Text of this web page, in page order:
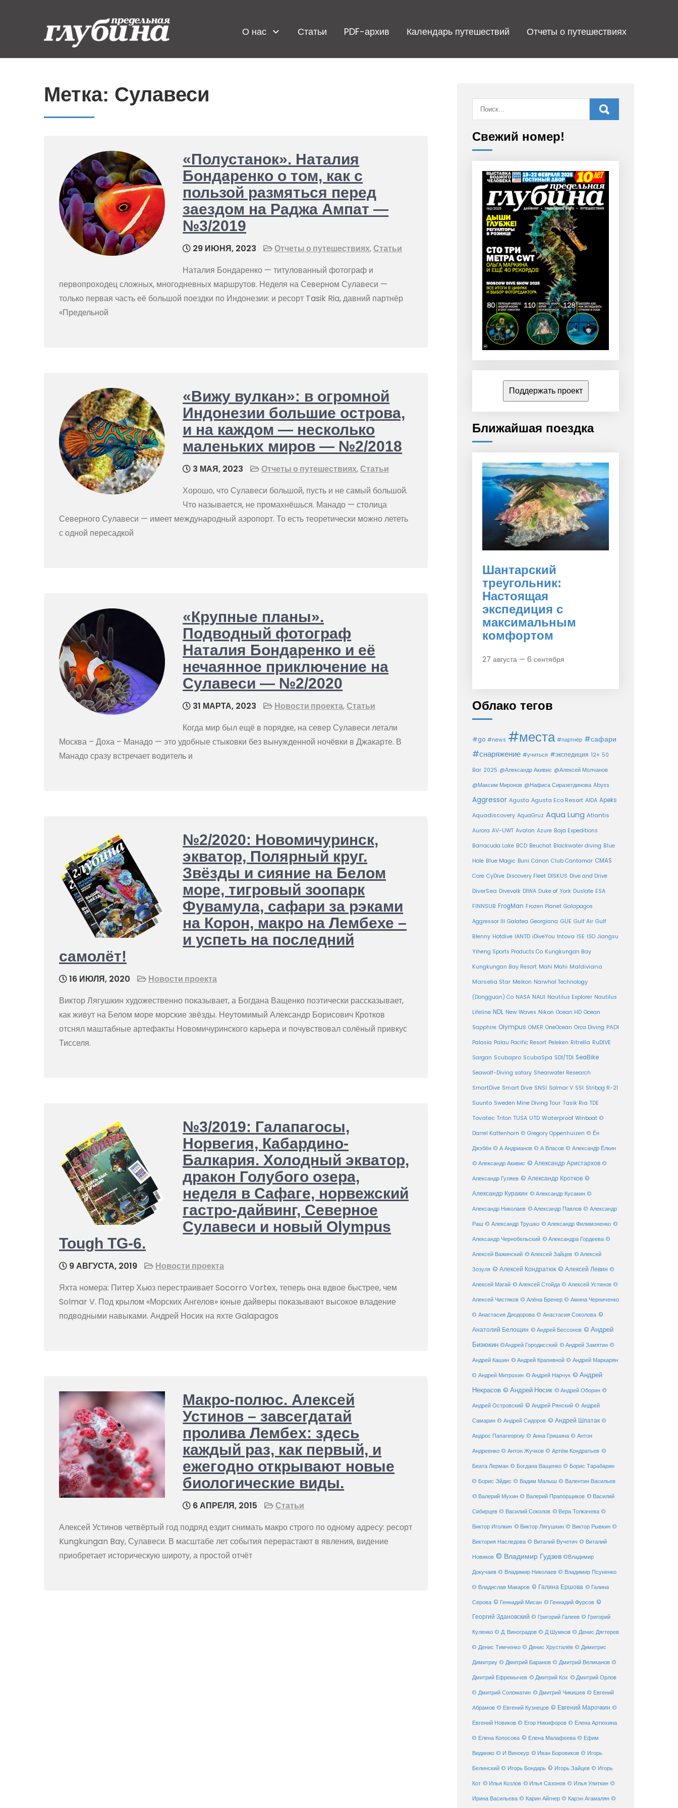
Предельная
глубина
О нас Статьи PDF-архив Календарь путешествий Отчеты о путешествиях
Метка: Сулавеси
«Полустанок». Наталия
Бондаренко о том, как с
пользой размяться перед
заездом на Раджа Ампат —
№3/2019
29 ИЮНЯ, 2023 Отчеты о путешествиях,Статьи
Наталия Бондаренко — титулованный фотограф и
первопроходец сложных, многодневных маршрутов. Неделя на Северном Сулавеси —
только первая часть её большой поездки по Индонезии: и ресорт Tasik Ria, давний партнёр
«Предельной
«Вижу вулкан»: в огромной
Индонезии большие острова,
и на каждом — несколько
маленьких миров — №2/2018
3 МАЯ, 2023 Отчеты о путешествиях,Статьи
Хорошо, что Сулавеси большой, пусть и не самый большой.
Что называется, не промахнёшься. Манадо — столица
Северного Сулавеси — имеет международный аэропорт. То есть теоретически можно лететь
с одной пересадкой
«Крупные планы».
Подводный фотограф
Наталия Бондаренко и её
нечаянное приключение на
Сулавеси — №2/2020
31 МАРТА, 2023 Новости проекта,Статьи
Когда мир был ещё в порядке, на север Сулавеси летали
Москва – Доха – Манадо — это удобные стыковки без вынужденной ночёвки в Джакарте. В
Манадо сразу встречает водитель и
№2/2020: Новомичуринск,
экватор, Полярный круг.
Звёзды и сияние на Белом
море, тигровый зоопарк
Фувамула, сафари за рэками
на Корон, макро на Лембехе –
и успеть на последний
самолёт!
16 ИЮЛЯ, 2020
Новости проекта
Виктор Лягушкин художественно показывает, а Богдана Ващенко поэтически рассказывает,
как живут на Белом море морские звёзды. Неутомимый Александр Борисович Кротков
отснял маштабные артефакты Новомичуринского карьера и почувствовал солёный привкус
Тисселя.
№3/2019: Галапагосы,
Норвегия, Кабардино-
Балкария. Холодный экватор,
дракон Голубого озера,
неделя в Сафаге, норвежский
гастро-дайвинг, Северное
Сулавеси и новый Olympus
Tough TG-6.
9 АВГУСТА, 2019
Новости проекта
Яхта номера: Питер Хьюз перестраивает Socorro Vortex, теперь она вдвое быстрее, чем
Solmar V. Под крылом «Морских Ангелов» юные дайверы показывают высокое владение
подводными навыками. Андрей Носик на яхте Galapagos
Макро-полюс. Алексей
Устинов – завсегдатай
пролива Лембех: здесь
каждый раз, как первый, и
ежегодно открывают новые
биологические виды.
6 АПРЕЛЯ, 2015
Статьи
Алексей Устинов четвёртый год подряд ездит снимать макро строго по одному адресу: ресорт
Kungkungan Bay, Сулавеси. В масштабе лет события перерастают в явления, видение
приобретает историческую широту, а простой отчёт
Свежий номер!
Поддержать проект
Ближайшая поездка
Шантарский
треугольник:
Настоящая
экспедиция с
максимальным
комфортом
27 августа — 6 сентября
Облако тегов
#go #news #места #партнёр #сафари
#снаряжение #учиться #экспедиция 12+ 50
Bar 2025 @Александр Акивис @Алексей Молчанов
@Максим Миронов @Нафиса Сиразетдинова Abyss
Aggressor Agusta Agusta Eco Resort AIDA Apeks
Aquadiscovery AquaGruz Aqua Lung Atlantis
Aurora AV-UWT Avalon Azure Baja Expeditions
Barracuda Lake BCD Beuchat Blackwater diving Blue
Hole Blue Magic Buni Canon Club Cantamar CMAS
Core CyDive Discovery Fleet DISKUS Dive and Drive
DiverSea Divevolk DIWA Duke of York Duslate ESA
FINNSUB FrogMan Frozen Planet Galapagos
Aggressor III Galatea Georgiana GUE Gulf Air Gulf
Blenny Hotdive IANTD iDiveYou Intova ISE ISO Jiangsu
Yiheng Sports Products Co Kungkungan Bay
Kungkungan Bay Resort Mahi Mahi Maldiviana
Marselia Star Meikon Narwhal Technology
(Dongguan) Co NASA NAUI Nautilus Explorer Nautilus
Lifeline NDL New Waves Nikon Ocean HD Ocean
Sapphire Olympus OMER OneOcean Orca Diving PADI
Palasia Palau Pacific Resort Peleken Ritrella RuDIVE
Sargan Scubapro ScubaSpa SDI/TDI SeaBike
Seawolf-Diving safary Shearwater Research
SmartDive Smart Dive SNSI Solmar V SSI Stribog R-21
Suunto Sweden Mine Diving Tour Tasik Ria TDE
Tovatec Triton TUSA UTD Waterproof Winboat ©
Darrel Kattenhorn © Gregory Oppenhuizen © Ён
Джэбён © А Андрианов © А Власов © Александр Ёлкин
© Александр Акивис © Александр Аристархов ©
Александр Гуляев © Александр Кротков ©
Александр Куракин © Александр Кусакин ©
Александр Николаев © Александр Павлов © Александр
Раш © Александр Трушко © Александр Филимоненко ©
Александр Чернобельский © Александра Гордеева ©
Алексей Важинский © Алексей Зайцев © Алексей
Зозуля © Алексей Кондратюк © Алексей Левин ©
Алексей Магай © Алексей Стойда © Алексей Устинов ©
Алексей Чистяков © Алёна Бренер © Амина Черниченко
© Анастасия Диодорова © Анастасия Соколова ©
Анатолий Белощин © Андрей Бессонов © Андрей
Бизюкин ©Андрей Городисский © Андрей Замятин ©
Андрей Кашин © Андрей Крапивной © Андрей Маркарян
© Андрей Митрохин © Андрей Нарчук © Андрей
Некрасов © Андрей Носик © Андрей Оборин ©
Андрей Островский © Андрей Рянский © Андрей
Самарин © Андрей Сидоров © Андрей Шпатак ©
Андрос Папагеоргиу © Анна Гришина © Антон
Андреенко © Антон Жучков © Артём Кондратьев ©
Беата Лерман © Богдана Ващенко © Борис Тарабарин
© Борис Эйдис © Вадим Малыш © Валентин Васильев
© Валерий Мухин © Валерий Прапорщиков © Василий
Сибирцев © Василий Соколов © Вера Толкачева ©
Виктор Иголкин © Виктор Лягушкин © Виктор Рывкин ©
Виктория Наследова © Виталий Вучетич © Виталий
Новиков © Владимир Гудзев ©Владимир
Докучаев © Владимир Николаев © Владимир Псуненко
© Владислав Макаров © Галина Ершова © Галина
Серова © Геннадий Мисан © Геннадий Фурсов ©
Георгий Здановский © Григорий Галеев © Григорий
Куленко © Д. Виноградов © Д Шумков © Денис Дягтерев
© Денис Тимченко © Денис Хрусталёв © Димитрис
Димитриу © Дмитрий Баранов © Дмитрий Великанов ©
Дмитрий Ефремычев © Дмитрий Кох © Дмитрий Орлов
© Дмитрий Соломатин © Дмитрий Чикишев © Евгений
Абрамов © Евгений Кузнецов © Евгений Марочкин ©
Евгений Новиков © Егор Никифоров © Елена Артюхина
© Елена Копосова © Елена Малафеева © Ефим
Видинжо © И Винокур © Иван Боровиков © Игорь
Белинский © Игорь Бондарь © Игорь Зайцев © Игорь
Кот © Илья Козлов © Илья Сазонов © Илья Улиткин ©
Ирина Васильева © Карин Айгнер © Карэн Агамалян ©